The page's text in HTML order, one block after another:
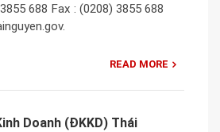
688 Fax : (0208) 3855 688
READ MORE
Doanh (ĐKKD) Thái